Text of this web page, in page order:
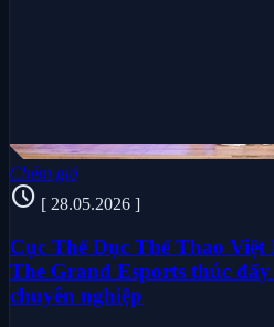
Chém gió
schedule [ 28.05.2026 ]
Cục Thể Dục Thể Thao
The Grand Esports thúc
chuyên nghiệp